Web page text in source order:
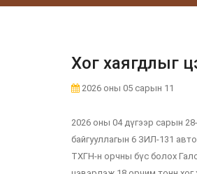
Хог хаягдлыг
2026 оны 05 сарын 11
2026 оны 04 дүгээр сарын
байгууллагын 6 ЗИЛ-131
ТХГН-н орчны бүс болох